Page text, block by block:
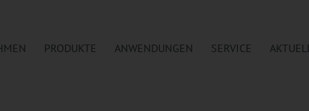
PRODUKTE ANWENDUNGEN SERVICE